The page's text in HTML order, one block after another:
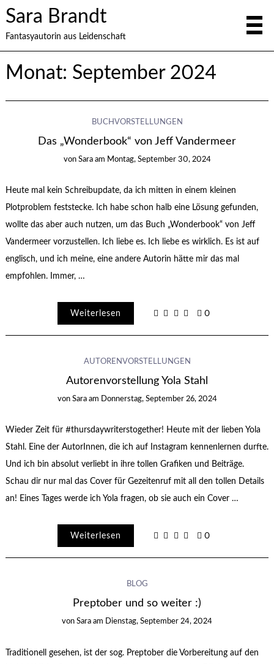
Sara Brandt
Fantasyautorin aus Leidenschaft
Monat: September 2024
BUCHVORSTELLUNGEN
Das „Wonderbook“ von Jeff Vandermeer
von Sara am Montag, September 30, 2024
Heute mal kein Schreibupdate, da ich mitten in einem kleinen
Plotproblem feststecke. Ich habe schon halb eine Lösung gefunden,
wollte das aber auch nutzen, um das Buch „Wonderbook“ von Jeff
Vandermeer vorzustellen. Ich liebe es. Ich liebe es wirklich. Es ist auf
englisch, und ich meine, eine andere Autorin hätte mir das mal
empfohlen. Immer, …
Weiterlesen 0
AUTORENVORSTELLUNGEN
Autorenvorstellung Yola Stahl
von Sara am Donnerstag, September 26, 2024
Wieder Zeit für #thursdaywriterstogether! Heute mit der lieben Yola
Stahl. Eine der AutorInnen, die ich auf Instagram kennenlernen durfte.
Und ich bin absolut verliebt in ihre tollen Grafiken und Beiträge.
Schau dir nur mal das Cover für Gezeitenruf mit all den tollen Details
an! Eines Tages werde ich Yola fragen, ob sie auch ein Cover …
Weiterlesen 0
BLOG
Preptober und so weiter :)
von Sara am Dienstag, September 24, 2024
Traditionell gesehen, ist der sog. Preptober die Vorbereitung auf den